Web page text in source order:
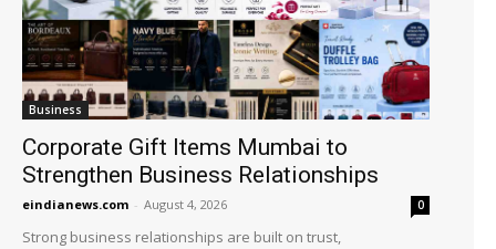
Business
Corporate Gift Items Mumbai to
Strengthen Business Relationships
eindianews.com - August 4, 2026 0
Strong business relationships are built on trust,